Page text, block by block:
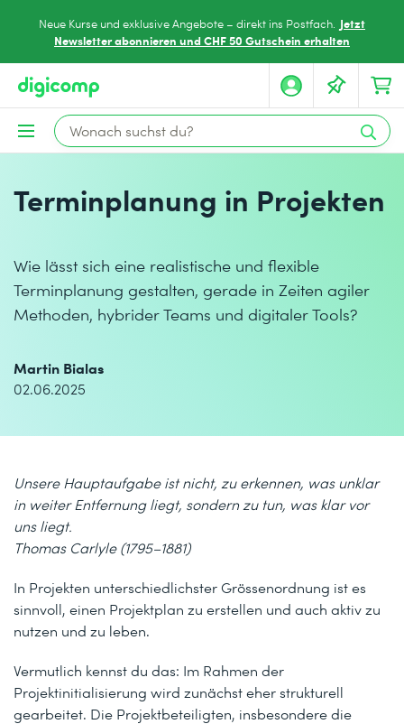
Neue Kurse und exklusive Angebote – direkt ins Postfach. Jetzt
Newsletter abonnieren und CHF 50 Gutschein erhalten
Terminplanung in Projekten
Wie lässt sich eine realistische und flexible
Terminplanung gestalten, gerade in Zeiten agiler
Methoden, hybrider Teams und digitaler Tools?
Martin Bialas
02.06.2025
Unsere Hauptaufgabe ist nicht, zu erkennen, was unklar
in weiter Entfernung liegt, sondern zu tun, was klar vor
uns liegt.
Thomas Carlyle (1795–1881)
In Projekten unterschiedlichster Grössenordnung ist es
sinnvoll, einen Projektplan zu erstellen und auch aktiv zu
nutzen und zu leben.
Vermutlich kennst du das: Im Rahmen der
Projektinitialisierung wird zunächst eher strukturell
gearbeitet. Die Projektbeteiligten, insbesondere die